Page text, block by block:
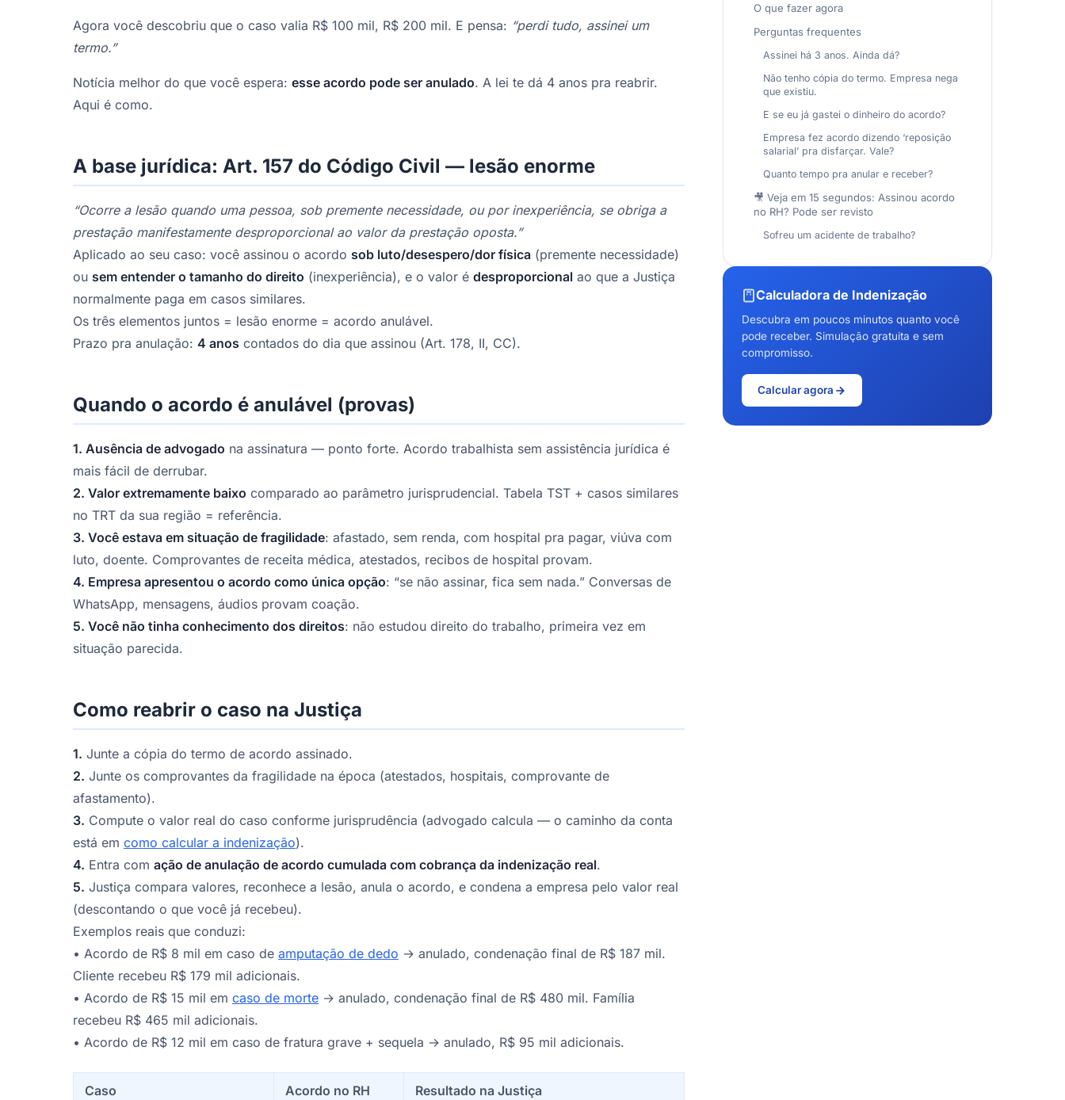
Agora você descobriu que o caso valia R$ 100 mil, R$ 200 mil. E pensa: “perdi tudo, assinei um
termo.”
Notícia melhor do que você espera: esse acordo pode ser anulado. A lei te dá 4 anos pra reabrir.
Aqui é como.
A base jurídica: Art. 157 do Código Civil — lesão enorme
“Ocorre a lesão quando uma pessoa, sob premente necessidade, ou por inexperiência, se obriga a
prestação manifestamente desproporcional ao valor da prestação oposta.”
Aplicado ao seu caso: você assinou o acordo sob luto/desespero/dor física (premente necessidade)
ou sem entender o tamanho do direito (inexperiência), e o valor é desproporcional ao que a Justiça
normalmente paga em casos similares.
Os três elementos juntos = lesão enorme = acordo anulável.
Prazo pra anulação: 4 anos contados do dia que assinou (Art. 178, II, CC).
Quando o acordo é anulável (provas)
1. Ausência de advogado na assinatura — ponto forte. Acordo trabalhista sem assistência jurídica é
mais fácil de derrubar.
2. Valor extremamente baixo comparado ao parâmetro jurisprudencial. Tabela TST + casos similares
no TRT da sua região = referência.
3. Você estava em situação de fragilidade: afastado, sem renda, com hospital pra pagar, viúva com
luto, doente. Comprovantes de receita médica, atestados, recibos de hospital provam.
4. Empresa apresentou o acordo como única opção: “se não assinar, fica sem nada.” Conversas de
WhatsApp, mensagens, áudios provam coação.
5. Você não tinha conhecimento dos direitos: não estudou direito do trabalho, primeira vez em
situação parecida.
Como reabrir o caso na Justiça
1. Junte a cópia do termo de acordo assinado.
2. Junte os comprovantes da fragilidade na época (atestados, hospitais, comprovante de
afastamento).
3. Compute o valor real do caso conforme jurisprudência (advogado calcula — o caminho da conta
está em como calcular a indenização).
4. Entra com ação de anulação de acordo cumulada com cobrança da indenização real.
5. Justiça compara valores, reconhece a lesão, anula o acordo, e condena a empresa pelo valor real
(descontando o que você já recebeu).
Exemplos reais que conduzi:
• Acordo de R$ 8 mil em caso de amputação de dedo → anulado, condenação final de R$ 187 mil.
Cliente recebeu R$ 179 mil adicionais.
• Acordo de R$ 15 mil em caso de morte → anulado, condenação final de R$ 480 mil. Família
recebeu R$ 465 mil adicionais.
• Acordo de R$ 12 mil em caso de fratura grave + sequela → anulado, R$ 95 mil adicionais.
Caso Acordo no RH Resultado na Justiça
O que fazer agora
Perguntas frequentes
Assinei há 3 anos. Ainda dá?
Não tenho cópia do termo. Empresa nega
que existiu.
E se eu já gastei o dinheiro do acordo?
Empresa fez acordo dizendo ‘reposição
salarial’ pra disfarçar. Vale?
Quanto tempo pra anular e receber?
🎥 Veja em 15 segundos: Assinou acordo
no RH? Pode ser revisto
Sofreu um acidente de trabalho?
Calculadora de Indenização
Descubra em poucos minutos quanto você
pode receber. Simulação gratuita e sem
compromisso.
Calcular agora